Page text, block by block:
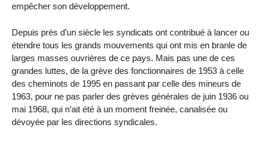
empêcher son développement.
Depuis près d’un siècle les syndicats ont contribué à lancer ou
étendre tous les grands mouvements qui ont mis en branle de
larges masses ouvrières de ce pays. Mais pas une de ces
grandes luttes, de la grève des fonctionnaires de 1953 à celle
des cheminots de 1995 en passant par celle des mineurs de
1963, pour ne pas parler des grèves générales de juin 1936 ou
mai 1968, qui n’ait été à un moment freinée, canalisée ou
dévoyée par les directions syndicales.